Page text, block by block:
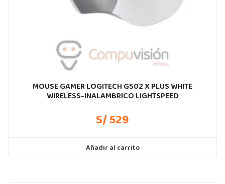
MOUSE GAMER LOGITECH G502 X PLUS WHITE
WIRELESS-INALAMBRICO LIGHTSPEED
S/ 529
Añadir al carrito